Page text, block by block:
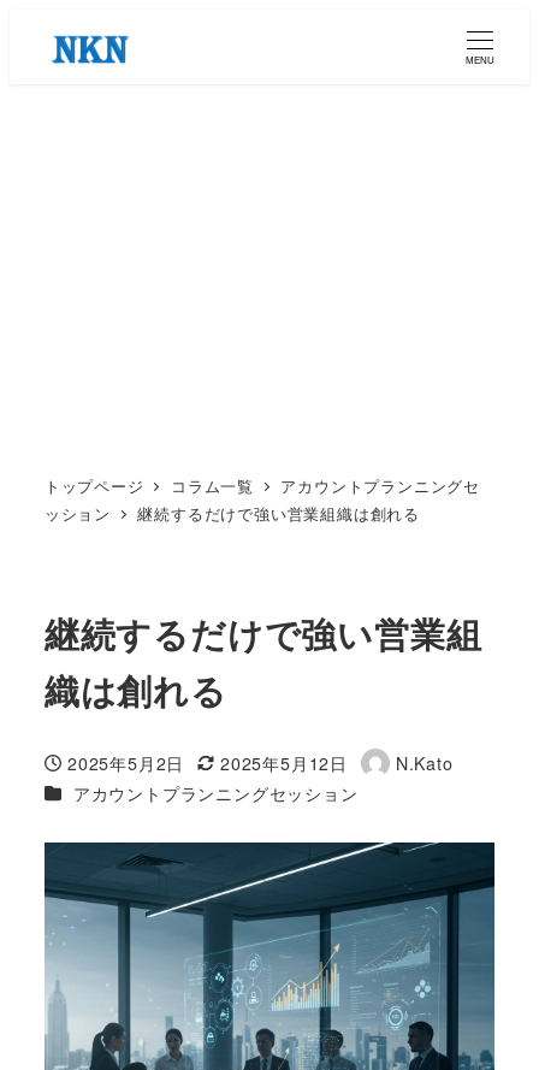
MENU
トップページ コラム一覧
アカウントプランニングセ
ッション
継続するだけで強い営業組織は創れる
継続するだけで強い営業組
織は創れる
投稿日
2025年5月2日
更新日
2025年5月12日
著
N.Kato
カテゴリー
アカウントプランニングセッション